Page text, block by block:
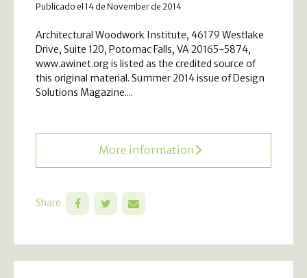
Publicado el 14 de November de 2014
Architectural Woodwork Institute, 46179 Westlake
Drive, Suite 120, Potomac Falls, VA 20165-5874,
www.awinet.org is listed as the credited source of
this original material. Summer 2014 issue of Design
Solutions Magazine....
More information
Share